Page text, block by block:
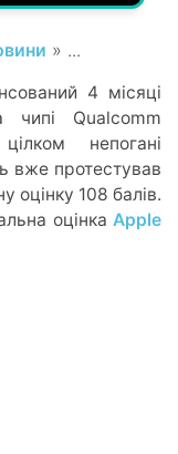
» ...
4 місяці
Qualcomm
непогані
вже протестував
оцінку 108 балів.
оцінка Apple